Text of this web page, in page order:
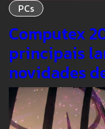
PCs
Computex
principais
novidades